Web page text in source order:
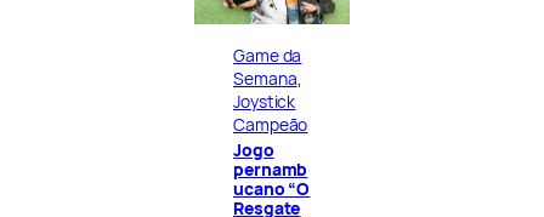
Game da
Semana
Joystick
Campeão
Jogo
pernamb
ucano “O
Resgate